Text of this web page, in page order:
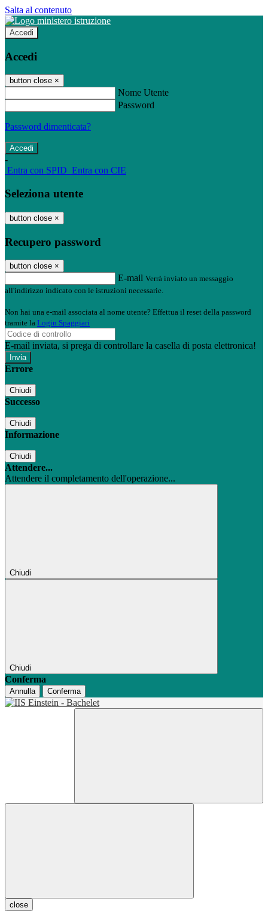
Salta al contenuto
Accedi
Accedi
button close ×
Nome Utente
Password
Password dimenticata?
-
Entra con SPID Entra con CIE
Seleziona utente
button close ×
Recupero password
button close ×
E-mail Verrà inviato un messaggio
all'indirizzo indicato con le istruzioni necessarie.
Non hai una e-mail associata al nome utente? Effettua il reset della password
tramite la Login Spaggiari
E-mail inviata, si prega di controllare la casella di posta elettronica!
Errore
Chiudi
Successo
Chiudi
Informazione
Chiudi
Attendere...
Attendere il completamento dell'operazione...
Chiudi
Chiudi
Conferma
Annulla Conferma
close